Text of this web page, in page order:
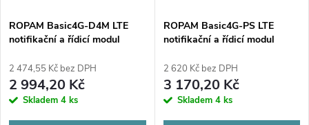
p
r
o
s
p
r
ROPAM Basic4G-D4M LTE
notifikační a řídicí modul
2 474,55 Kč bez DPH
2 994,20 Kč
Skladem 4 ks
ROPAM Basic4G-PS LTE
notifikační a řídicí modul
2 620 Kč bez DPH
3 170,20 Kč
Skladem 4 ks